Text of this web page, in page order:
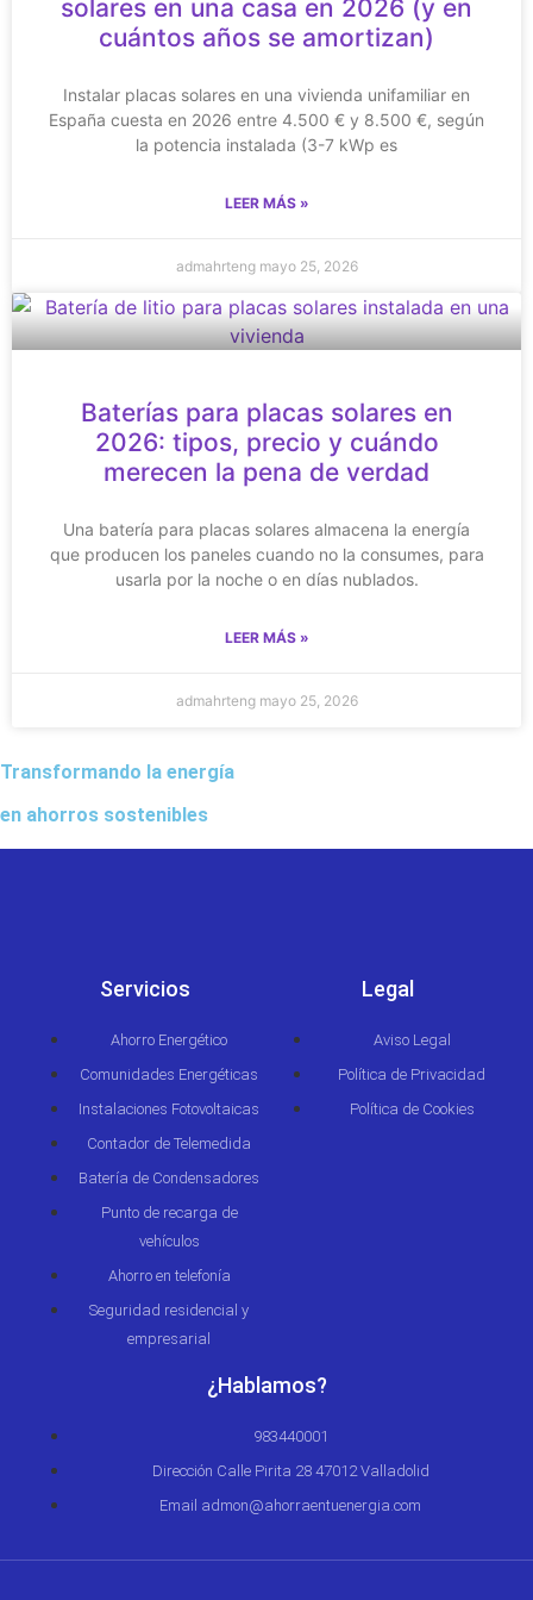
solares en una casa en 2026 (y en
cuántos años se amortizan)
Instalar placas solares en una vivienda unifamiliar en
España cuesta en 2026 entre 4.500 € y 8.500 €, según
la potencia instalada (3-7 kWp es
LEER MÁS »
admahrteng mayo 25, 2026
Baterías para placas solares en
2026: tipos, precio y cuándo
merecen la pena de verdad
Una batería para placas solares almacena la energía
que producen los paneles cuando no la consumes, para
usarla por la noche o en días nublados.
LEER MÁS »
admahrteng mayo 25, 2026
Transformando la energía
en ahorros sostenibles
Servicios
Ahorro Energético
Comunidades Energéticas
Instalaciones Fotovoltaicas
Contador de Telemedida
Batería de Condensadores
Punto de recarga de
vehículos
Ahorro en telefonía
Seguridad residencial y
empresarial
Legal
Aviso Legal
Política de Privacidad
Política de Cookies
¿Hablamos?
983440001
Dirección Calle Pirita 28 47012 Valladolid
Email admon@ahorraentuenergia.com